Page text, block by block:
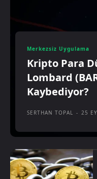
Merkezsiz Uygulama
Kripto Para
Lombard
Kaybediyor?
SERTHAN TOPAL - 25